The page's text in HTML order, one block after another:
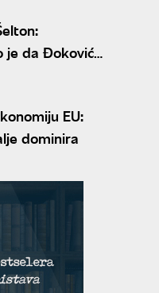
je da Đoković
mečeva..."
EU:
dominira